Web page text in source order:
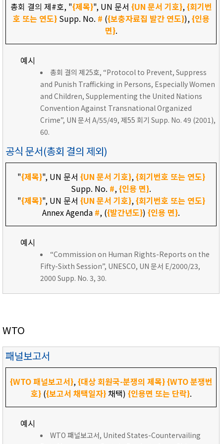
총회 결의 제#호, "{제목}", UN 문서 {UN 문서 기호},{회기번
호 또는 연도}Supp. No. # ({보충자료집 발간 연도}),{인용
면}.
예시
총회 결의 제25호, “Protocol to Prevent, Suppress
and Punish Trafficking in Persons, Especially Women
and Children, Supplementing the United Nations
Convention Against Transnational Organized
Crime”, UN 문서 A/55/49, 제55 회기 Supp. No. 49 (2001),
60.
공식 문서(총회 결의 제외)
"{제목}", UN 문서 {UN 문서 기호},{회기번호 또는 연도}
Supp. No. #,{인용 면}.
"{제목}", UN 문서 {UN 문서 기호},{회기번호 또는 연도}
Annex Agenda #, ({발간년도}) {인용 면}.
예시
“Commission on Human Rights-Reports on the
Fifty-Sixth Session”, UNESCO, UN 문서 E/2000/23,
2000 Supp. No. 3, 30.
WTO
패널보고서
{WTO 패널보고서},{대상 회원국-분쟁의 제목}{WTO 분쟁번
호}({보고서 채택일자}채택) {인용면 또는 단락}.
예시
WTO 패널보고서, United States-Countervailing